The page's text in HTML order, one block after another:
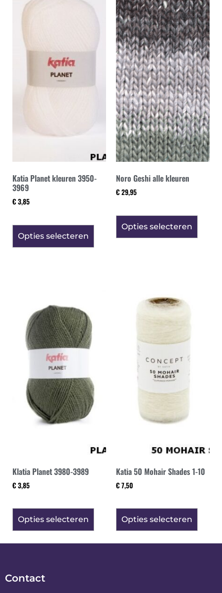
Katia Planet kleuren 3950-
3969
€ 3,85
Opties selecteren
Noro Geshi alle kleuren
€ 29,95
Opties selecteren
Klatia Planet 3980-3989
€ 3,85
Opties selecteren
Katia 50 Mohair Shades 1-10
€ 7,50
Opties selecteren
Contact